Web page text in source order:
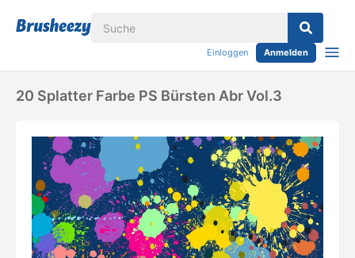
Einloggen Anmelden
20 Splatter Farbe PS Bürsten Abr Vol.3